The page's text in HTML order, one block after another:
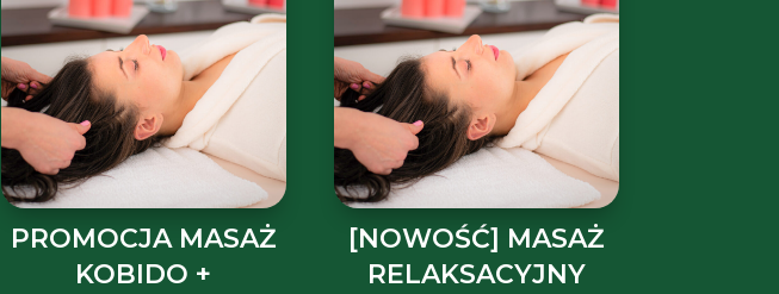
PROMOCJA MASAŻ
KOBIDO +
[NOWOŚĆ] MASAŻ
RELAKSACYJNY